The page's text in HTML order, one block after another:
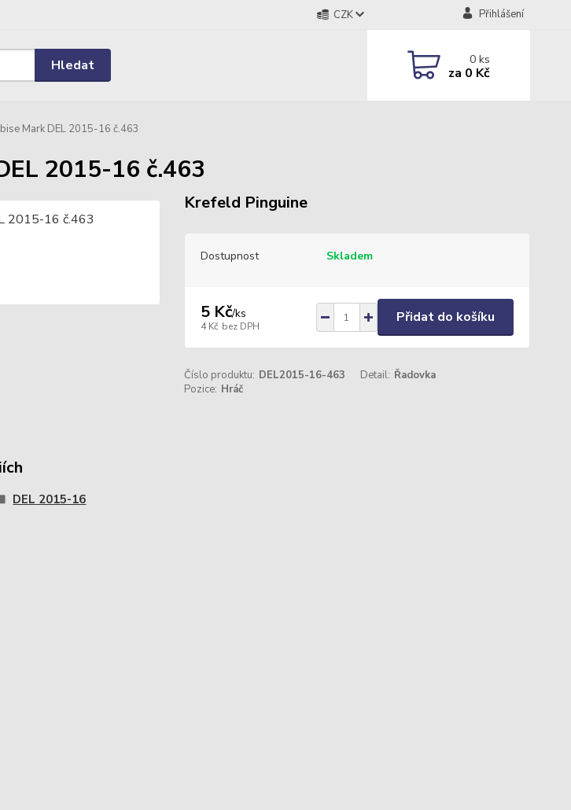
CZK Přihlášení
Hledat 0ks
za 0 Kč
Mark DEL 2015-16 č.463
2015-16 č.463
Krefeld Pinguine
Dostupnost Skladem
5 Kč/ks
4 Kč bez DPH
Přidat do košíku
Číslo produktu: DEL2015-16-463 Detail: Řadovka
Pozice: Hráč
DEL 2015-16